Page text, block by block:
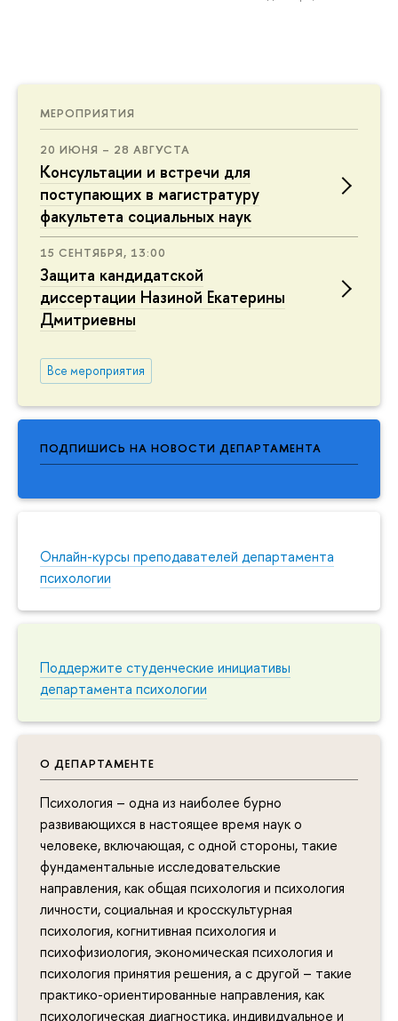
МЕРОПРИЯТИЯ
20 ИЮНЯ – 28 АВГУСТА
Консультации и встречи для
поступающих в магистратуру
факультета социальных наук
15 СЕНТЯБРЯ, 13:00
Защита кандидатской
диссертации Назиной Екатерины
Дмитриевны
Все мероприятия
ПОДПИШИСЬ НА НОВОСТИ ДЕПАРТАМЕНТА
Онлайн-курсы преподавателей департамента
психологии
Поддержите студенческие инициативы
департамента психологии
О ДЕПАРТАМЕНТЕ
Психология – одна из наиболее бурно
развивающихся в настоящее время наук о
человеке, включающая, с одной стороны, такие
фундаментальные исследовательские
направления, как общая психология и психология
личности, социальная и кросскультурная
психология, когнитивная психология и
психофизиология, экономическая психология и
психология принятия решения, а с другой – такие
практико-ориентированные направления, как
психологическая диагностика, индивидуальное и